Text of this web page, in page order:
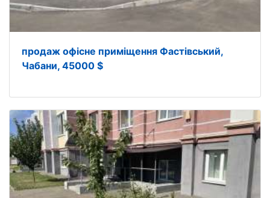
продаж офісне приміщення Фастівський,
Чабани, 45000 $